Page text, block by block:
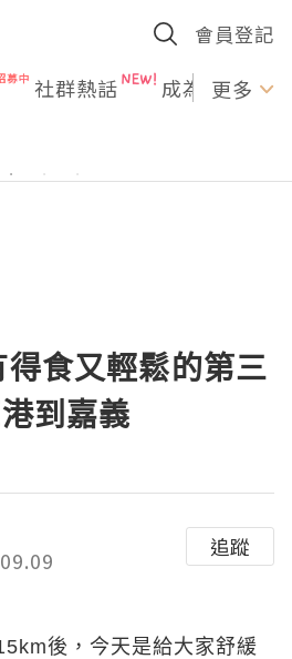
會員登記
社群熱話 成為U更多
食又輕鬆的第三
到嘉義
追蹤
後，今天是給大家舒緩